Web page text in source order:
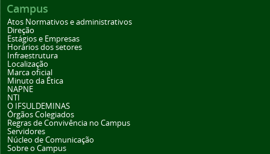
Campus
Atos Normativos e administrativos
Direção
Estágios e Empresas
Horários dos setores
Infraestrutura
Localização
Marca oficial
Minuto da Ética
NAPNE
NTI
O IFSULDEMINAS
Órgãos Colegiados
Regras de Convivência no Campus
Servidores
Núcleo de Comunicação
Sobre o Campus